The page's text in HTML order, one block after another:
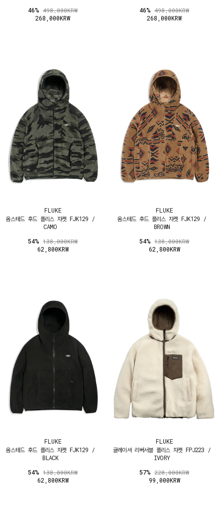
46%498,000KRW
268,000KRW
46%498,000KRW
268,000KRW
FLUKE
옴스테드 후드 플리스 자켓 FJK129 /
CAMO
54%138,000KRW
62,800KRW
FLUKE
옴스테드 후드 플리스 자켓 FJK129 /
BROWN
54%138,000KRW
62,800KRW
FLUKE
옴스테드 후드 플리스 자켓 FJK129 /
BLACK
54%138,000KRW
62,800KRW
FLUKE
글레이셔 리버서블 플리스 자켓 FPJ223 /
IVORY
57%228,000KRW
99,000KRW